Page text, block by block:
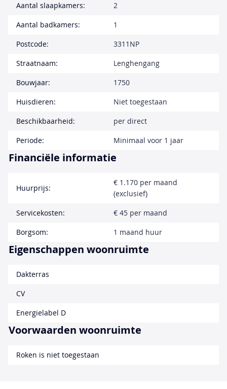
Aantal slaapkamers:
2
Aantal badkamers:
1
Postcode:
3311NP
Straatnaam:
Lenghengang
Bouwjaar:
1750
Huisdieren:
Niet toegestaan
Beschikbaarheid:
per direct
Periode:
Minimaal voor 1 jaar
Financiële informatie
Huurprijs:
€ 1.170 per maand
(exclusief)
Servicekosten:
€ 45 per maand
Borgsom:
1 maand huur
Eigenschappen woonruimte
Dakterras
CV
Energielabel D
Voorwaarden woonruimte
Roken is niet toegestaan